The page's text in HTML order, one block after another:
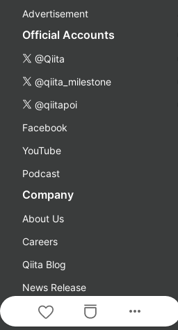
more_horiz
Advertisement
Official Accounts
@Qiita
@qiita_milestone
@qiitapoi
Facebook
YouTube
Podcast
Company
About Us
Careers
Qiita Blog
News Release